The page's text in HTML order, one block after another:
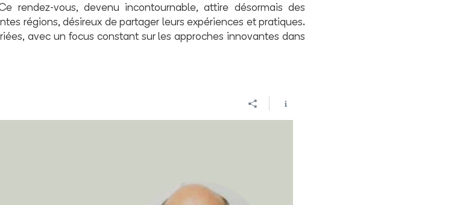
rendez-vous, devenu incontournable, attire désormais des
régions, désireux de partager leurs expériences et pratiques.
avec un focus constant sur les approches innovantes dans